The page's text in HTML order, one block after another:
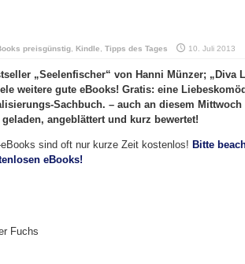
preisgünstig Kindle Tipps des Tages 10. Juli 2013
„Seelenfischer“ von Hanni Münzer; „Diva
weitere gute eBooks! Gratis: eine
Sachbuch. – auch an diesem
angeblättert und kurz bewertet!
sind oft nur kurze Zeit kostenlos! Bitte
eBooks!
Fuchs